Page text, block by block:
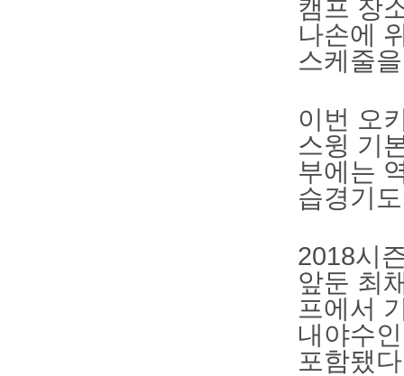
캠프 장
나손에
스케줄
이번 오
스윙 기
부에는
습경기
2018시
앞둔 최
프에서
내야수
포함됐